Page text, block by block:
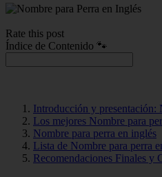
Rate this post
Índice de Contenido 🐾
Introducción y presentación:
Los mejores Nombre para
Nombre para perra en inglés
Lista de Nombre para perra
Recomendaciones Finales y